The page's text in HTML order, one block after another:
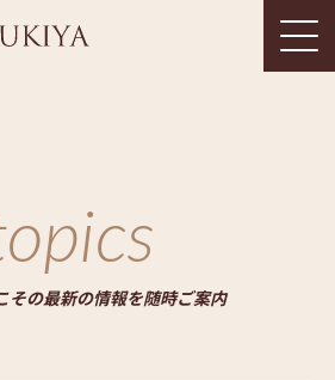
その最新の情報を随時ご案内